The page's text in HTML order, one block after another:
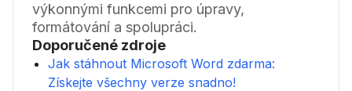
výkonnými funkcemi pro úpravy,
formátování a spolupráci.
Doporučené zdroje
Jak stáhnout Microsoft Word zdarma:
Získejte všechny verze snadno!